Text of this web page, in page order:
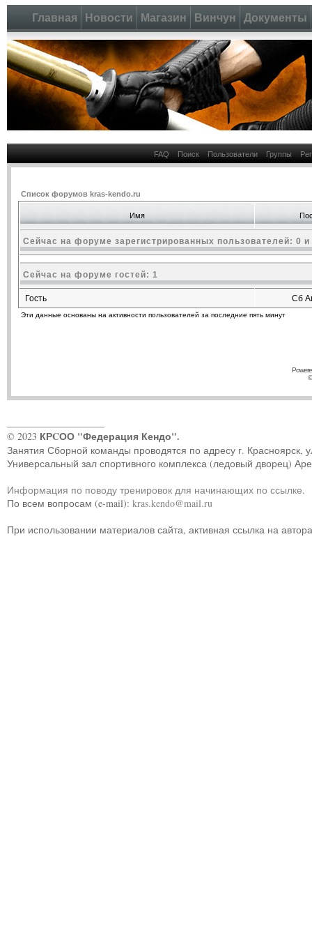
Главная Новости Магазин Винчун Документы
FAQ Поиск Пользователи Группы
Список форумов kras-kendo.ru
Имя
Сейчас на форуме зарегистрированных пользователей: 0
Сейчас на форуме гостей: 1
Гость Сб
Эти данные основаны на активности пользователей за последние пять минут
© 2023 КРCОО "Федерация Кендо".
Занятия Сборной команды проводятся по адресу г. Красноярск,
Универсальный зал спортивного комплекса (ледовый дворец)
Информация по поводу тренировок для начинающих по ссылке.
По всем вопросам (e-mail): kras.kendo@mail.ru
При использовании материалов сайта, активная ссылка на